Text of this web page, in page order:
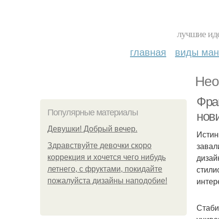
лучшие
главная виды
Популярные материалы
Девушки! Добрый вечер.
Здравствуйте девочки скоро
коррекция и хочется чего нибудь
летнего, с фруктами, покидайте
пожалуйста дизайны наподобие!